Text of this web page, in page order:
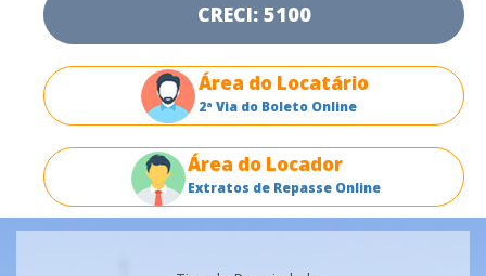
CRECI: 5100
Área do Locatário
2ª Via do Boleto Online
Área do Locador
Extratos de Repasse Online